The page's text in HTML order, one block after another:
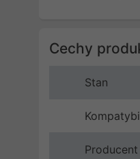
Cechy
Stan
Producent